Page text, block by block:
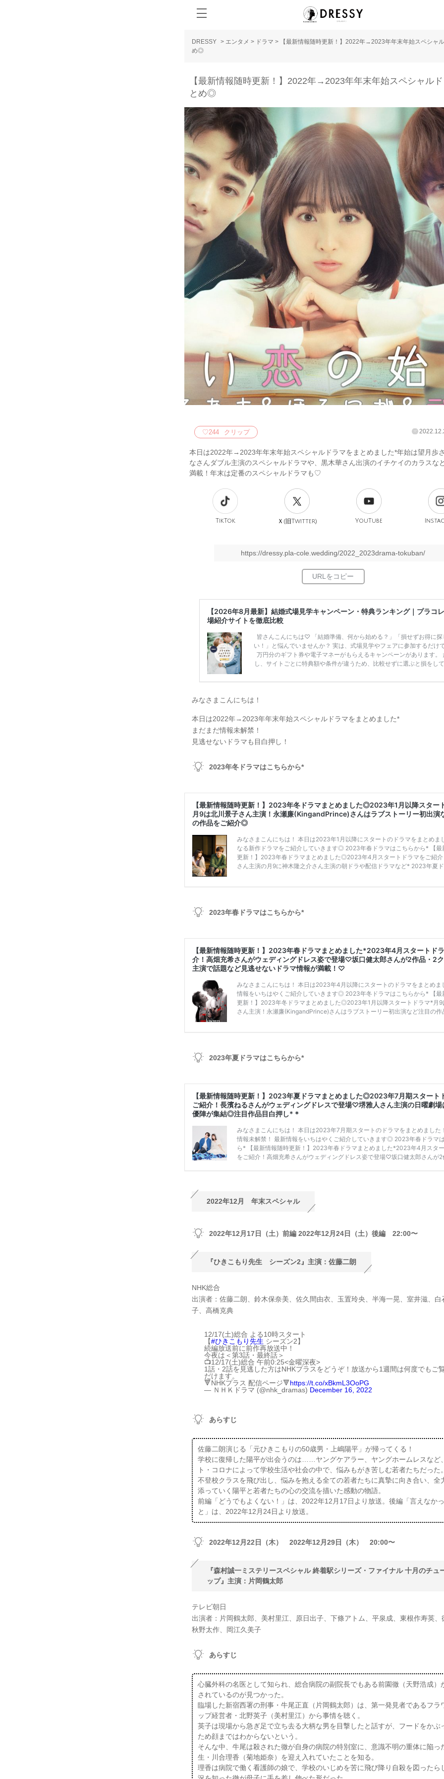
DRESSY > エンタメ > ドラマ >
【最新情報随時更新！】2022年→2023年年末年始スペシャ
め◎
【最新情報随時更新！】2022年→2023年年末年始スペシャル
とめ◎
♡244 クリップ
本日は2022年→2023年年末年始スペシャルドラマをまとめました*年始は望月歩
なさんダブル主演のスペシャルドラマや、黒木華さん出演のイチケイのカラスな
満載！年末は定番のスペシャルドラマも♡
TikTok Ｘ(旧Twitter) YouTube
https://dressy.pla-cole.wedding/2022_2023drama-tokuban/
【2026年8月最新】結婚式場見学キャンペーン・特典ランキング｜プラコ
場紹介サイトを徹底比較
皆さんこんにちは♡ 「結婚準備、何から始める？」「損せずお得に探
い！」と悩んでいませんか？ 実は、式場見学やフェアに参加するだけ
万円分のギフト券や電子マネーがもらえるキャンペーンがあります。
し、サイトごとに特典額や条件が違うため、比較せずに選ぶと損をし
ンペーン特典ランキングを公開！ 比較サイト：プラコレ、ゼクシィ、
得？」「プラコレの特典は？」といった疑問も解決します。 まずは診
みなさまこんにちは！
本日は2022年→2023年年末年始スペシャルドラマをまとめました*
まだまだ情報未解禁！
見逃せないドラマも目白押し！
2023年冬ドラマはこちらから*
2023年春ドラマはこちらから*
2023年夏ドラマはこちらから*
2022年12月 年末スペシャル
2022年12月17日（土）前編 2022年12月24日（土）後編 22:00〜
『ひきこもり先生 シーズン2』主演：佐藤二朗
NHK総合
出演者：佐藤二朗、鈴木保奈美、佐久間由衣、玉置玲央、半海一晃、室井滋、白
子、高橋克典
12/17(土)総合 よる10時スタート
【#ひきこもり先生 シーズン2】
続編放送前に前作再放送中！
今夜は＜第3話・最終話＞
📺12/17(土)総合 午前0:25<金曜深夜>
1話・2話を見逃した方はNHKプラスをどうぞ！放送から1週間は何度でもご
だけます。
🔻NHKプラス 配信ページ🔻https://t.co/xBkmL3OoPG
— ＮＨＫドラマ (@nhk_dramas) December 16, 2022
あらすじ
佐藤二朗演じる「元ひきこもりの50歳男・上嶋陽平」が帰ってくる！
学校に復帰した陽平が出会うのは……ヤングケアラー、ヤングホームレスなど
ト・コロナによって学校生活や社会の中で、悩みもがき苦しむ若者たちだった
不登校クラスを飛び出し、悩みを抱える全ての若者たちに真摯に向き合い、全
添っていく陽平と若者たちの心の交流を描いた感動の物語。
前編「どうでもよくない！」は、2022年12月17日より放送。後編「言えなか
と」は、2022年12月24日より放送。
2022年12月22日（木） 2022年12月29日（木） 20:00〜
『森村誠一ミステリースペシャル 終着駅シリーズ・ファイナル 十月のチュ
ップ』主演：片岡鶴太郎
テレビ朝日
出演者：片岡鶴太郎、美村里江、原日出子、下條アトム、平泉成、東根作寿英、
秋野太作、岡江久美子
あらすじ
心臓外科の名医として知られ、総合病院の副院長でもある前園徹（天野浩成）
されているのが見つかった。
臨場した新宿西署の刑事・牛尾正直（片岡鶴太郎）は、第一発見者であるフラ
ップ経営者・北野英子（美村里江）から事情を聴く。
英子は現場から急ぎ足で立ち去る大柄な男を目撃したと話すが、フードをかぶ
ため顔まではわからないという。
そんな中、牛尾は殺された徹が自身の病院の特別室に、意識不明の重体に陥っ
生・川合理香（菊地姫奈）を迎え入れていたことを知る。
理香は病院で働く看護師の娘で、学校のいじめを苦に飛び降り自殺を図ったら